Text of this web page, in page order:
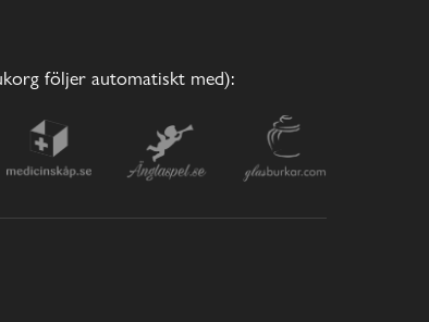
följer automatiskt med):